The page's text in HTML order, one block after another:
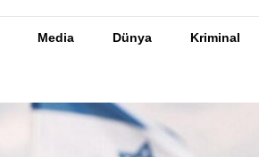
Media Dünya Kriminal